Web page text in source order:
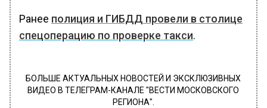
Ранее полиция и ГИБДД провели в столице
спецоперацию по проверке такси.
БОЛЬШЕ АКТУАЛЬНЫХ НОВОСТЕЙ И ЭКСКЛЮЗИВНЫХ
ВИДЕО В ТЕЛЕГРАМ-КАНАЛЕ "ВЕСТИ МОСКОВСКОГО
РЕГИОНА".